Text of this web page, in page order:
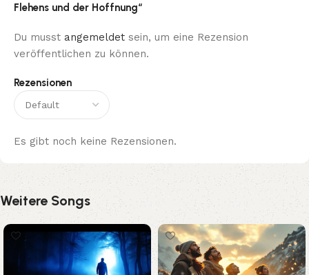
Rezensionen
Es gibt noch keine Rezensionen.
Flehens und der Hoffnung“
Du musst angemeldet sein, um eine Rezension
veröffentlichen zu können.
Weitere Songs